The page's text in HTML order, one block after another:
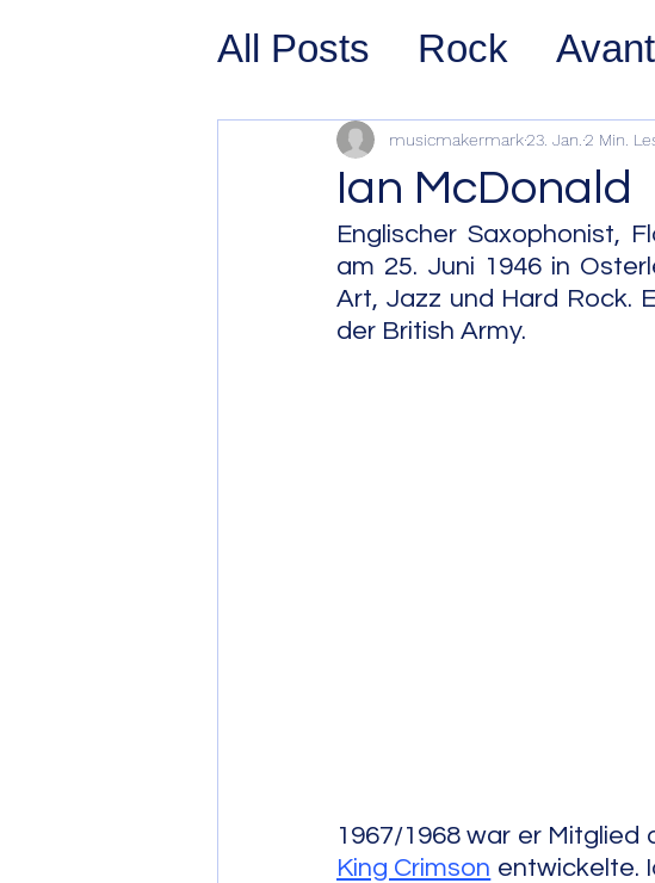
All Posts Rock
Prog Rock Post
Psychedelic/Space
Hard Rock Garage
Ian McDonald
musicmakermark23. Jan. 2 Min.
Englischer Saxophonist,
am 25. Juni 1946 in
Art, Jazz und Hard Rock.
der British Army.
1967/1968 war er Mitglied
King Crimson entwickelte.